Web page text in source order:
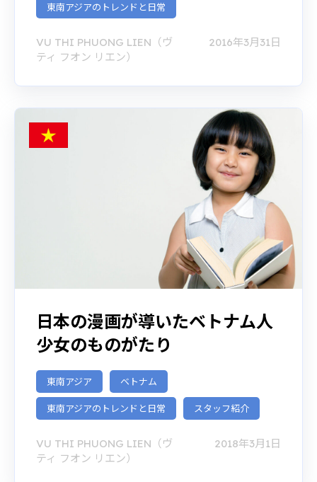
東南アジアのトレンドと日常
VU THI PHUONG LIEN（ヴ
ティ フオン リエン）
2016年3月31日
日本の漫画が導いたベトナム人
少女のものがたり
東南アジア ベトナム
東南アジアのトレンドと日常 スタッフ紹介
VU THI PHUONG LIEN（ヴ
ティ フオン リエン）
2018年3月1日